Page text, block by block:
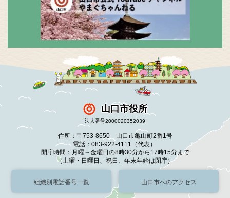
山口市役所
法人番号2000020352039
住所：〒753-8650 山口市亀山町2番1号
電話：083-922-4111（代表）
開庁時間：月曜～金曜日の8時30分から17時15分まで
（土曜・日曜日、祝日、年末年始は閉庁）
組織別電話番号一覧 山口市へのアクセス